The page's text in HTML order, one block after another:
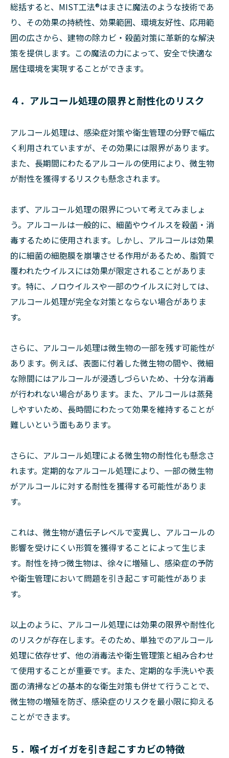
総括すると、MIST工法®はまさに魔法のような技術であ
り、その効果の持続性、効果範囲、環境友好性、応用範
囲の広さから、建物の除カビ・殺菌対策に革新的な解決
策を提供します。この魔法の力によって、安全で快適な
居住環境を実現することができます。
４．アルコール処理の限界と耐性化のリスク
アルコール処理は、感染症対策や衛生管理の分野で幅広
く利用されていますが、その効果には限界があります。
また、長期間にわたるアルコールの使用により、微生物
が耐性を獲得するリスクも懸念されます。
まず、アルコール処理の限界について考えてみましょ
う。アルコールは一般的に、細菌やウイルスを殺菌・消
毒するために使用されます。しかし、アルコールは効果
的に細菌の細胞膜を崩壊させる作用があるため、脂質で
覆われたウイルスには効果が限定されることがありま
す。特に、ノロウイルスや一部のウイルスに対しては、
アルコール処理が完全な対策とならない場合がありま
す。
さらに、アルコール処理は微生物の一部を残す可能性が
あります。例えば、表面に付着した微生物の間や、微細
な隙間にはアルコールが浸透しづらいため、十分な消毒
が行われない場合があります。また、アルコールは蒸発
しやすいため、長時間にわたって効果を維持することが
難しいという面もあります。
さらに、アルコール処理による微生物の耐性化も懸念さ
れます。定期的なアルコール処理により、一部の微生物
がアルコールに対する耐性を獲得する可能性がありま
す。
これは、微生物が遺伝子レベルで変異し、アルコールの
影響を受けにくい形質を獲得することによって生じま
す。耐性を持つ微生物は、徐々に増殖し、感染症の予防
や衛生管理において問題を引き起こす可能性がありま
す。
以上のように、アルコール処理には効果の限界や耐性化
のリスクが存在します。そのため、単独でのアルコール
処理に依存せず、他の消毒法や衛生管理策と組み合わせ
て使用することが重要です。また、定期的な手洗いや表
面の清掃などの基本的な衛生対策も併せて行うことで、
微生物の増殖を防ぎ、感染症のリスクを最小限に抑える
ことができます。
５．喉イガイガを引き起こすカビの特徴